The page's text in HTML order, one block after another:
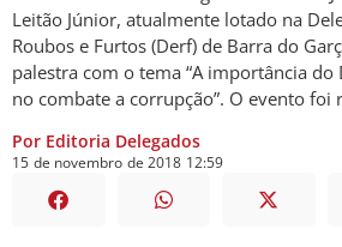
Leitão Júnior, atualmente lotado na
Roubos e Furtos (Derf) de Barra do
palestra com o tema “A importância do
no combate a corrupção”. O evento foi
Por Editoria Delegados
15 de novembro de 2018 12:59